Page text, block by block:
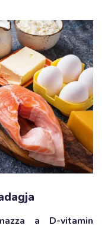
a D-vitamin